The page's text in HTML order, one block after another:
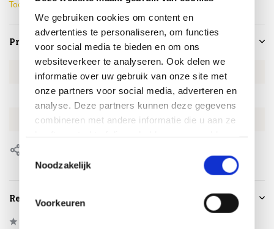
We gebruiken cookies om content en
advertenties te personaliseren, om functies
voor social media te bieden en om ons
websiteverkeer te analyseren. Ook delen we
informatie over uw gebruik van onze site met
onze partners voor social media, adverteren en
analyse. Deze partners kunnen deze gegevens
combineren met andere informatie die u aan ze
Noodzakelijk
Voorkeuren
Toon meer
Productspecificaties
Artikelnummer 4SO160734802
SKU 4SO160734802
EAN 8720848343061
Reviews